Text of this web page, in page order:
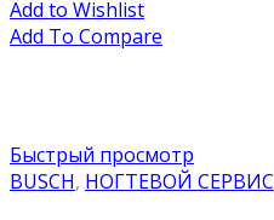
Add to Wishlist
Add To Compare
Быстрый просмотр
BUSCH, НОГТЕВОЙ СЕРВИС